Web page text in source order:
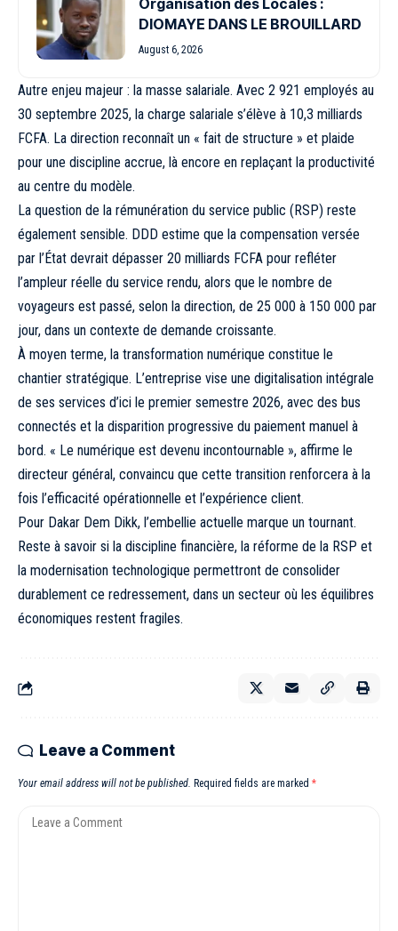
Organisation des Locales :
DIOMAYE DANS LE BROUILLARD
August 6, 2026
Autre enjeu majeur : la masse salariale. Avec 2 921 employés au
30 septembre 2025, la charge salariale s’élève à 10,3 milliards
FCFA. La direction reconnaît un « fait de structure » et plaide
pour une discipline accrue, là encore en replaçant la productivité
au centre du modèle.
La question de la rémunération du service public (RSP) reste
également sensible. DDD estime que la compensation versée
par l’État devrait dépasser 20 milliards FCFA pour refléter
l’ampleur réelle du service rendu, alors que le nombre de
voyageurs est passé, selon la direction, de 25 000 à 150 000 par
jour, dans un contexte de demande croissante.
À moyen terme, la transformation numérique constitue le
chantier stratégique. L’entreprise vise une digitalisation intégrale
de ses services d’ici le premier semestre 2026, avec des bus
connectés et la disparition progressive du paiement manuel à
bord. « Le numérique est devenu incontournable », affirme le
directeur général, convaincu que cette transition renforcera à la
fois l’efficacité opérationnelle et l’expérience client.
Pour Dakar Dem Dikk, l’embellie actuelle marque un tournant.
Reste à savoir si la discipline financière, la réforme de la RSP et
la modernisation technologique permettront de consolider
durablement ce redressement, dans un secteur où les équilibres
économiques restent fragiles.
Leave a Comment
Your email address will not be published. Required fields are marked *